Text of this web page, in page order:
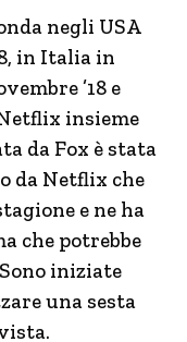
negli USA
in Italia in
’18 e
insieme
da Fox è stata
da Netflix che
e ne ha
che potrebbe
iniziate
una sesta